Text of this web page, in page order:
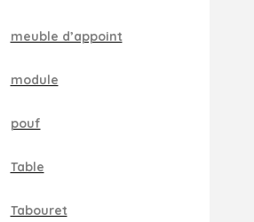
meuble d’appoint
module
pouf
Table
Tabouret